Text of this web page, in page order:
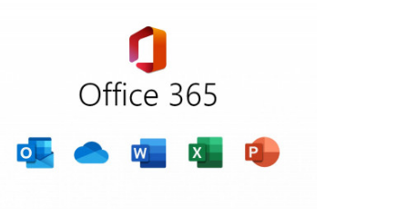
Teste no microsoft office,